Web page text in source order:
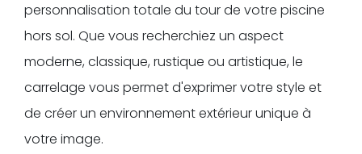
personnalisation totale du tour de votre piscine
hors sol. Que vous recherchiez un aspect
moderne, classique, rustique ou artistique, le
carrelage vous permet d'exprimer votre style et
de créer un environnement extérieur unique à
votre image.